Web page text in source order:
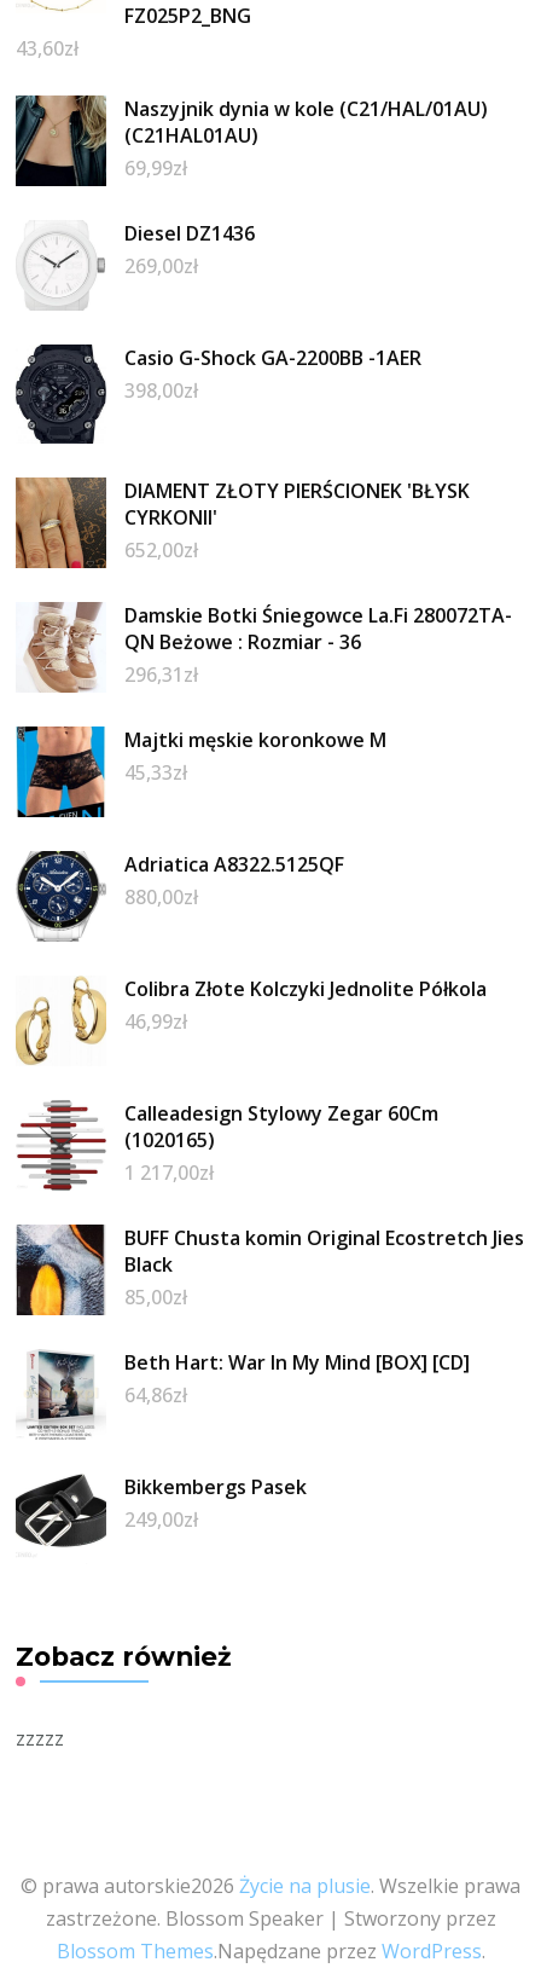
FZ025P2_BNG
43,60zł
Naszyjnik dynia w kole (C21/HAL/01AU)
(C21HAL01AU)
69,99zł
Diesel DZ1436
269,00zł
Casio G-Shock GA-2200BB -1AER
398,00zł
DIAMENT ZŁOTY PIERŚCIONEK 'BŁYSK
CYRKONII'
652,00zł
Damskie Botki Śniegowce La.Fi 280072TA-
QN Beżowe : Rozmiar - 36
296,31zł
Majtki męskie koronkowe M
45,33zł
Adriatica A8322.5125QF
880,00zł
Colibra Złote Kolczyki Jednolite Półkola
46,99zł
Calleadesign Stylowy Zegar 60Cm
(1020165)
1 217,00zł
BUFF Chusta komin Original Ecostretch Jies
Black
85,00zł
Beth Hart: War In My Mind [BOX] [CD]
64,86zł
Bikkembergs Pasek
249,00zł
Zobacz również
zzzzz
© prawa autorskie2026 Życie na plusie. Wszelkie prawa
zastrzeżone. Blossom Speaker | Stworzony przez
Blossom Themes.Napędzane przez WordPress.